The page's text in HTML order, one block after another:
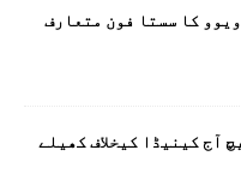
کا سستا فون متعارف
آج کینیڈا کیخلاف کھیلے